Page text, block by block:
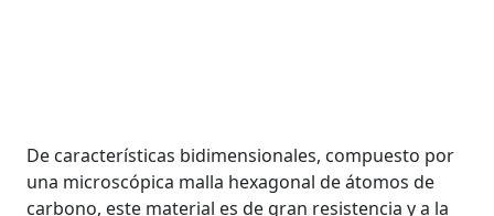
De características bidimensionales, compuesto por
una microscópica malla hexagonal de átomos de
carbono, este material es de gran resistencia y a la